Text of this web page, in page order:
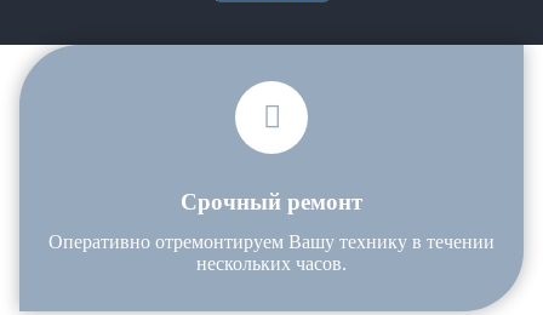
Срочный ремонт
Оперативно отремонтируем Вашу технику в течении
нескольких часов.